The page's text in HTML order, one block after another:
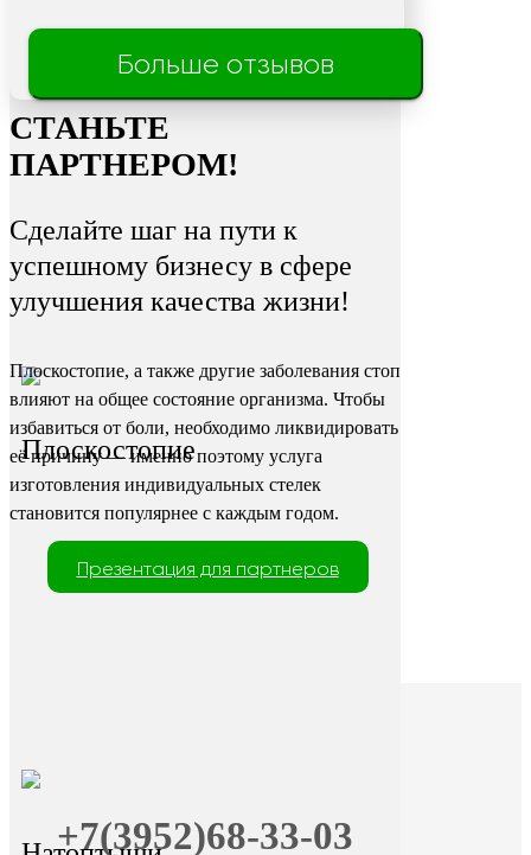
Трещины
на пятках
Плоскостопие
Больше отзывов
СТАНЬТЕ
ПАРТНЕРОМ!
Сделайте шаг на пути к
успешному бизнесу в сфере
улучшения качества жизни!
Плоскостопие, а также другие заболевания стоп
влияют на общее состояние организма. Чтобы
избавиться от боли, необходимо ликвидировать
её причину — именно поэтому услуга
изготовления индивидуальных стелек
становится популярнее с каждым годом.
Презентация для партнеров
+7(3952)68-33-03